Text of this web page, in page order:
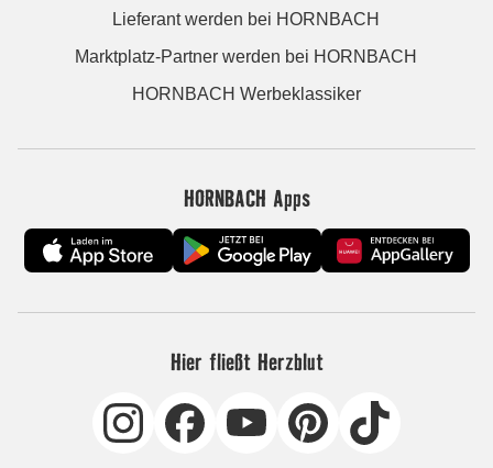
Lieferant werden bei HORNBACH
Marktplatz-Partner werden bei HORNBACH
HORNBACH Werbeklassiker
HORNBACH Apps
Hier fließt Herzblut